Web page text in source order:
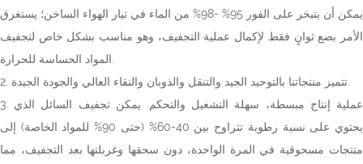
يمكن أن يتبخر على الفور 95% -98% من الماء في تيار الهواء الساخن؛ يستغرق
الأمر بضع ثوانٍ فقط لإكمال عملية التجفيف، وهو مناسب بشكل خاص لتجفيف
3. عملية إنتاج مبسطة، سهلة التشغيل والتحكم. يمكن تجفيف السائل الذي
يحتوي على نسبة رطوبة تتراوح بين 40-60% (حتى 90% للمواد الخاصة) إلى
منتجات مسحوقية في المرة الواحدة، دون سحقها وغربلتها بعد التجفيف، مما